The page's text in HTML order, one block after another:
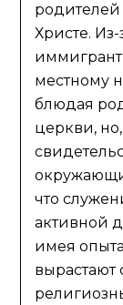
родителей
Христе.
местному
блюдая
церкви,
что
активной
имея
вырастают